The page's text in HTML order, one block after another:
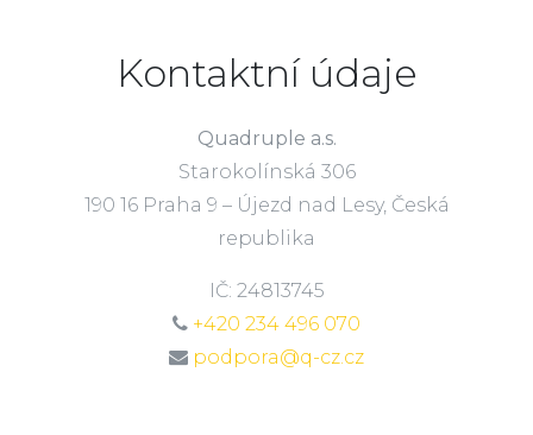
Kontaktní údaje
Quadruple a.s.
Starokolínská 306
190 16 Praha 9 – Újezd nad Lesy, Česká
republika
IČ: 24813745
+420 234 496 070
podpora@q-cz.cz